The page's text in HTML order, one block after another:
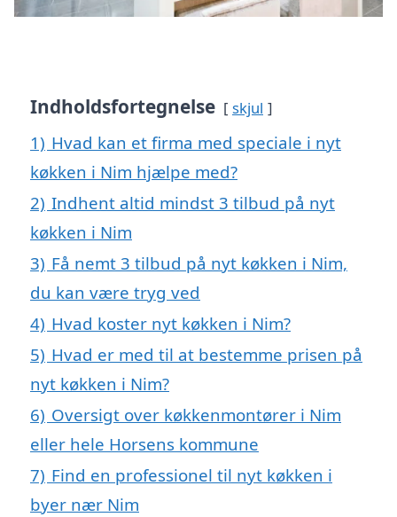
Indholdsfortegnelse skjul
1) Hvad kan et firma med speciale i nyt
køkken i Nim hjælpe med?
2) Indhent altid mindst 3 tilbud på nyt
køkken i Nim
3) Få nemt 3 tilbud på nyt køkken i Nim,
du kan være tryg ved
4) Hvad koster nyt køkken i Nim?
5) Hvad er med til at bestemme prisen på
nyt køkken i Nim?
6) Oversigt over køkkenmontører i Nim
eller hele Horsens kommune
7) Find en professionel til nyt køkken i
byer nær Nim